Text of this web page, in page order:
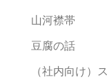
山河襟帯
豆腐の話
（社内向け）